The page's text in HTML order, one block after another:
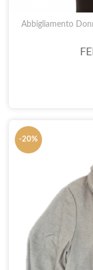
Abbigliamento
-20%